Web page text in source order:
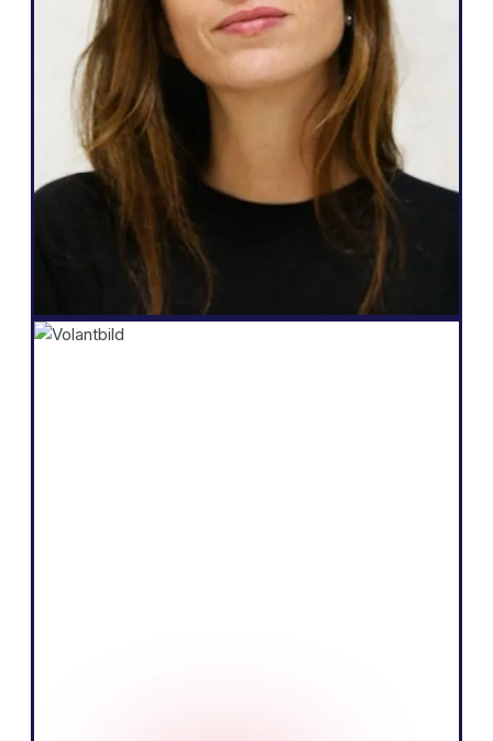
motsvarar mina behov och vad jag kan
lova mina kunder: ett enkelt sätt att bli
flerspråkig, total autonomi över sin
webbplats, generera fler leads och
möjligheten att göra allt detta med bara
några få klick."
Salomé Amar
Grundare